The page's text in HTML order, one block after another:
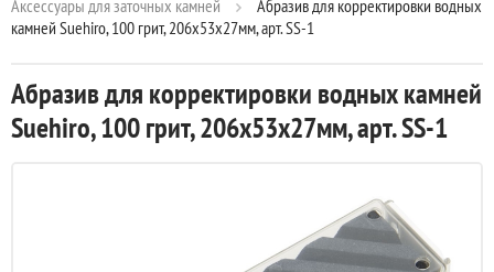
Аксессуары для заточных камней
Абразив для корректировки водных
камней Suehiro, 100 грит, 206х53х27мм, арт. SS-1
Абразив для корректировки водных камней
Suehiro, 100 грит, 206х53х27мм, арт. SS-1